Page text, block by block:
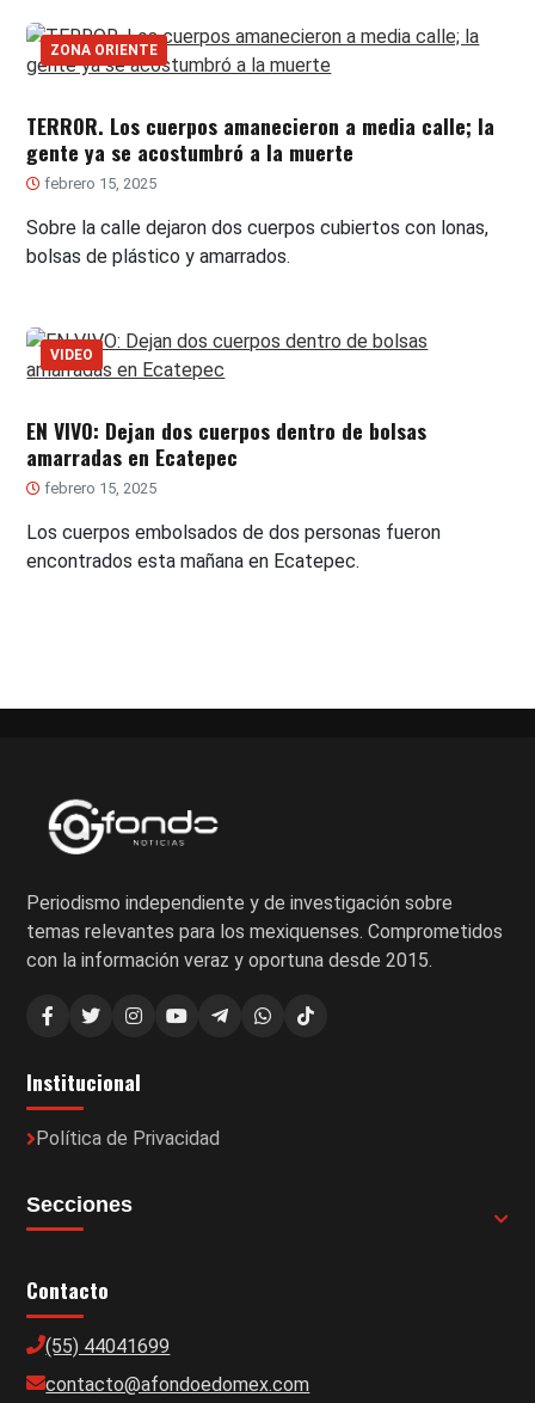
ZONA ORIENTE
TERROR. Los cuerpos amanecieron a media calle; la
gente ya se acostumbró a la muerte
febrero 15, 2025
Sobre la calle dejaron dos cuerpos cubiertos con lonas,
bolsas de plástico y amarrados.
VIDEO
EN VIVO: Dejan dos cuerpos dentro de bolsas
amarradas en Ecatepec
febrero 15, 2025
Los cuerpos embolsados de dos personas fueron
encontrados esta mañana en Ecatepec.
Periodismo independiente y de investigación sobre
temas relevantes para los mexiquenses. Comprometidos
con la información veraz y oportuna desde 2015.
Institucional
Política de Privacidad
Secciones
Contacto
(55) 44041699
contacto@afondoedomex.com